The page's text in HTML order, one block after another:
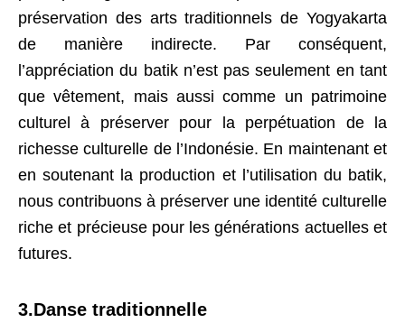
préservation des arts traditionnels de Yogyakarta
de manière indirecte. Par conséquent,
l’appréciation du batik n’est pas seulement en tant
que vêtement, mais aussi comme un patrimoine
culturel à préserver pour la perpétuation de la
richesse culturelle de l’Indonésie. En maintenant et
en soutenant la production et l’utilisation du batik,
nous contribuons à préserver une identité culturelle
riche et précieuse pour les générations actuelles et
futures.
3.Danse traditionnelle